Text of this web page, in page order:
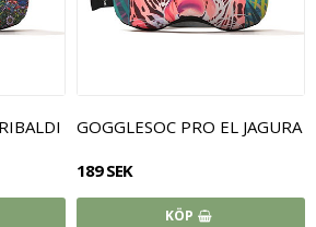
GOGGLESOC PRO EL JAGURA
189 SEK
KÖP